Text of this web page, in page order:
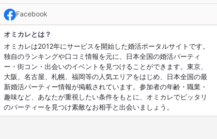
Facebook
オミカレとは？
オミカレは2012年にサービスを開始した婚活ポータルサイトです。
独自のランキングや口コミ情報を元に、日本全国の婚活パーティ
ー・街コン・出会いのイベントを見つけることができます。東京、
大阪、名古屋、札幌、福岡等の人気エリアをはじめ、日本全国の最
新婚活パーティー情報が掲載されています。参加者の年齢・職業・
趣味など、あなたが重視したい条件をもとに、オミカレでピッタリ
のパーティーを見つけ素敵なお相手と出会いましょう。